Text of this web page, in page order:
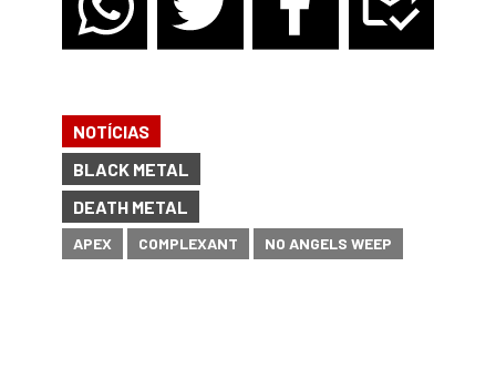
NOTÍCIAS
BLACK METAL
DEATH METAL
APEX COMPLEXANT NO ANGELS WEEP